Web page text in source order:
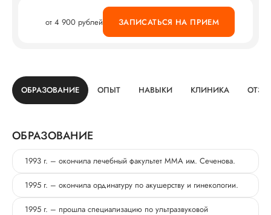
от 4 900 рублей ЗАПИСАТЬСЯ НА ПРИЕМ
ОБРАЗОВАНИЕ ОПЫТ НАВЫКИ КЛИНИКА
ОБРАЗОВАНИЕ
1993 г. – окончила лечебный факультет ММА им. Сеченова.
1995 г. – окончила ординатуру по акушерству и гинекологии.
1995 г. – прошла специализацию по ультразвуковой